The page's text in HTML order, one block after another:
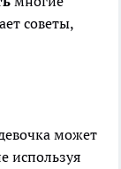
советы,
может
используя